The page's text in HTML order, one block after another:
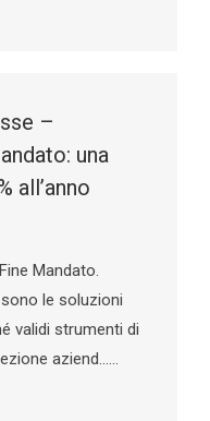
–
una
all’anno
Mandato.
le soluzioni
validi strumenti di
aziend……